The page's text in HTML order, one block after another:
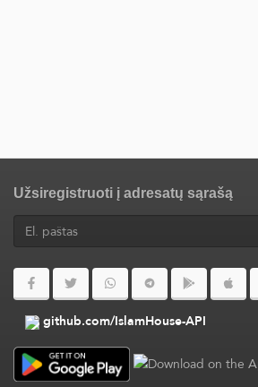
Užsiregistruoti į adresatų sąrašą
github.com/IslamHouse-API